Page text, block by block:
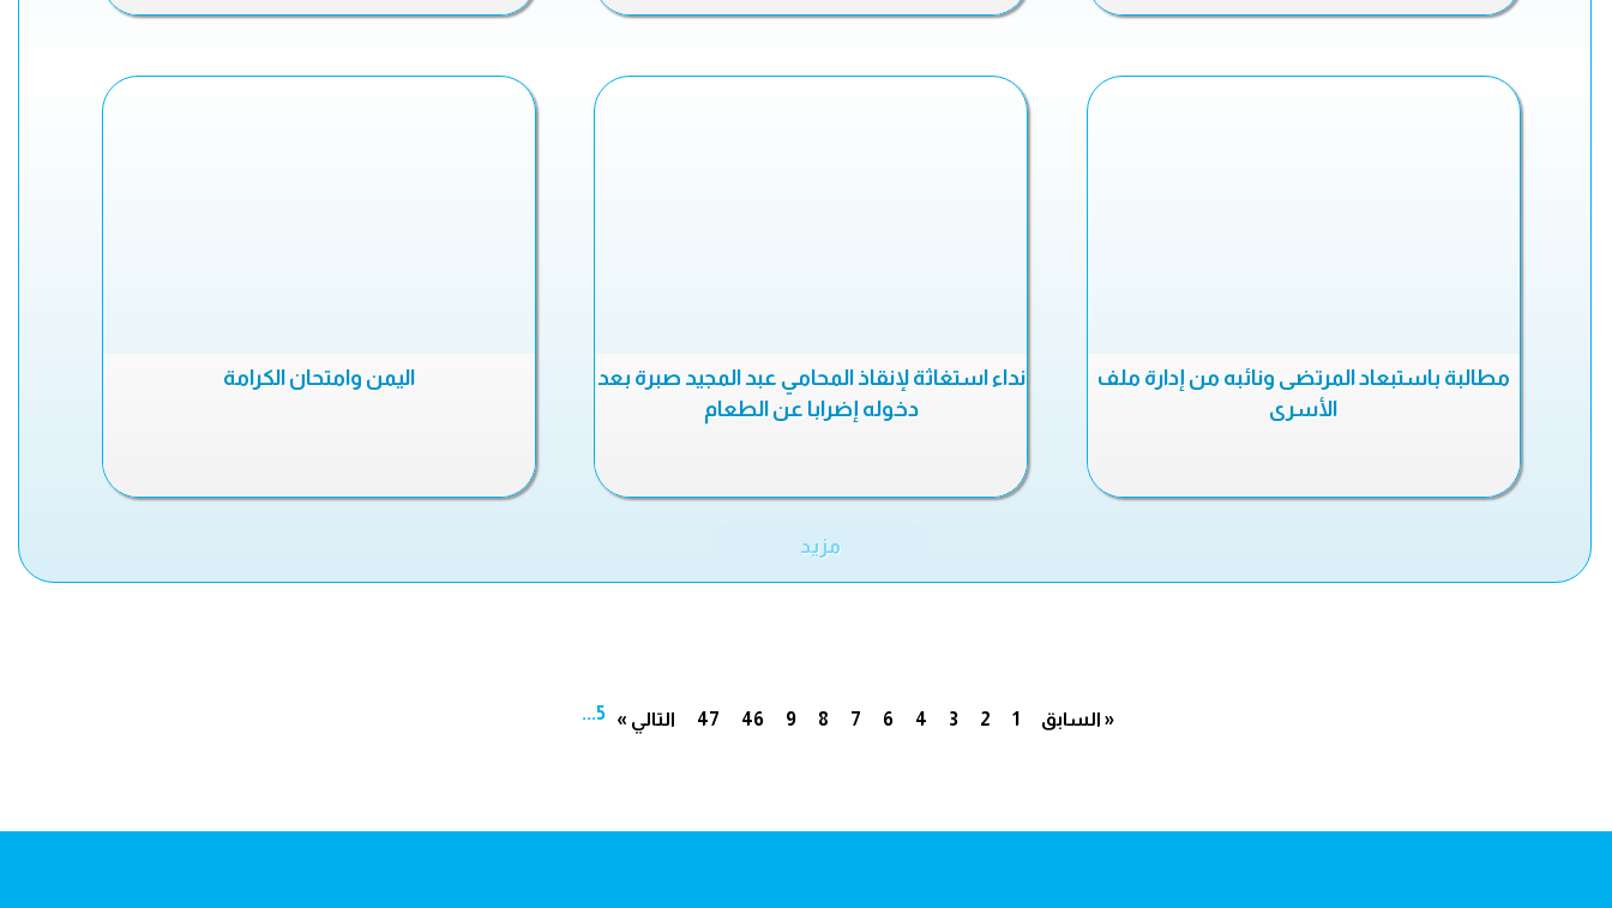
مطالبة باستبعاد المرتضى ونائبه من إدارة ملف
الأسرى
نداء استغاثة لإنقاذ المحامي عبد المجيد صبرة بعد
دخوله إضرابا عن الطعام
اليمن وامتحان الكرامة
مزيد
« السابق 1
2
3
4
5 6
7
8
9
... 46
47 التالي »